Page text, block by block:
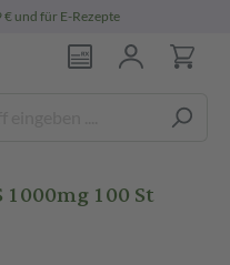
€ und für E-Rezepte
1000mg 100 St